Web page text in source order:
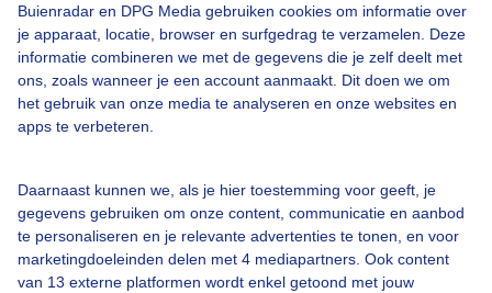
Buienradar en DPG Media gebruiken cookies om informatie over
je apparaat, locatie, browser en surfgedrag te verzamelen. Deze
informatie combineren we met de gegevens die je zelf deelt met
ons, zoals wanneer je een account aanmaakt. Dit doen we om
het gebruik van onze media te analyseren en onze websites en
apps te verbeteren.
Daarnaast kunnen we, als je hier toestemming voor geeft, je
gegevens gebruiken om onze content, communicatie en aanbod
te personaliseren en je relevante advertenties te tonen, en voor
marketingdoeleinden delen met 4 mediapartners. Ook content
van 13 externe platformen wordt enkel getoond met jouw
Een moment geduld aub...
Over Buienradar
Bedrijfsgegevens